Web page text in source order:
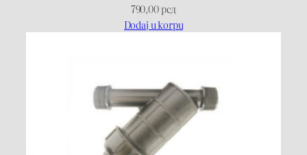
790,00рсд
Dodaj u korpu